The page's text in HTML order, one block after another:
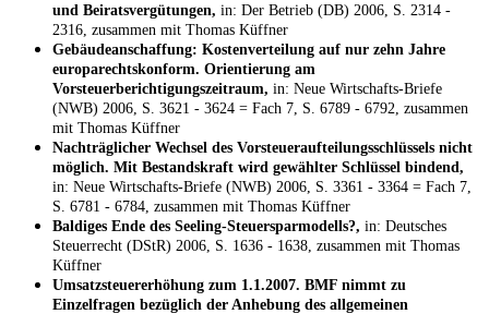
und Beiratsvergütungen, in: Der Betrieb (DB) 2006, S. 2314 -
2316, zusammen mit Thomas Küffner
Gebäudeanschaffung: Kostenverteilung auf nur zehn Jahre
europarechtskonform. Orientierung am
Vorsteuerberichtigungszeitraum, in: Neue Wirtschafts-Briefe
(NWB) 2006, S. 3621 - 3624 = Fach 7, S. 6789 - 6792, zusammen
mit Thomas Küffner
Nachträglicher Wechsel des Vorsteueraufteilungsschlüssels nicht
möglich. Mit Bestandskraft wird gewählter Schlüssel bindend,
in: Neue Wirtschafts-Briefe (NWB) 2006, S. 3361 - 3364 = Fach 7,
S. 6781 - 6784, zusammen mit Thomas Küffner
Baldiges Ende des Seeling-Steuersparmodells?, in: Deutsches
Steuerrecht (DStR) 2006, S. 1636 - 1638, zusammen mit Thomas
Küffner
Umsatzsteuererhöhung zum 1.1.2007. BMF nimmt zu
Einzelfragen bezüglich der Anhebung des allgemeinen